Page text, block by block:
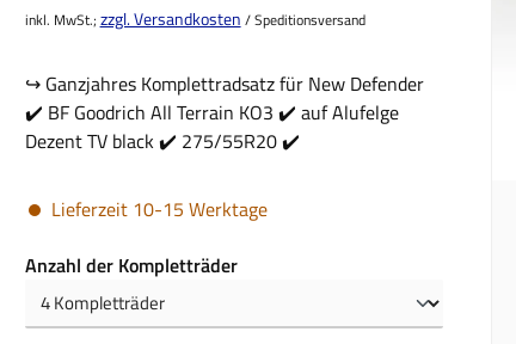
inkl. MwSt.; zzgl. Versandkosten / Speditionsversand
↪️ Ganzjahres Komplettradsatz für New Defender
✔️ BF Goodrich All Terrain KO3 ✔️ auf Alufelge
Dezent TV black ✔️ 275/55R20 ✔️
Lieferzeit 10-15 Werktage
Anzahl der Kompletträderauswählen